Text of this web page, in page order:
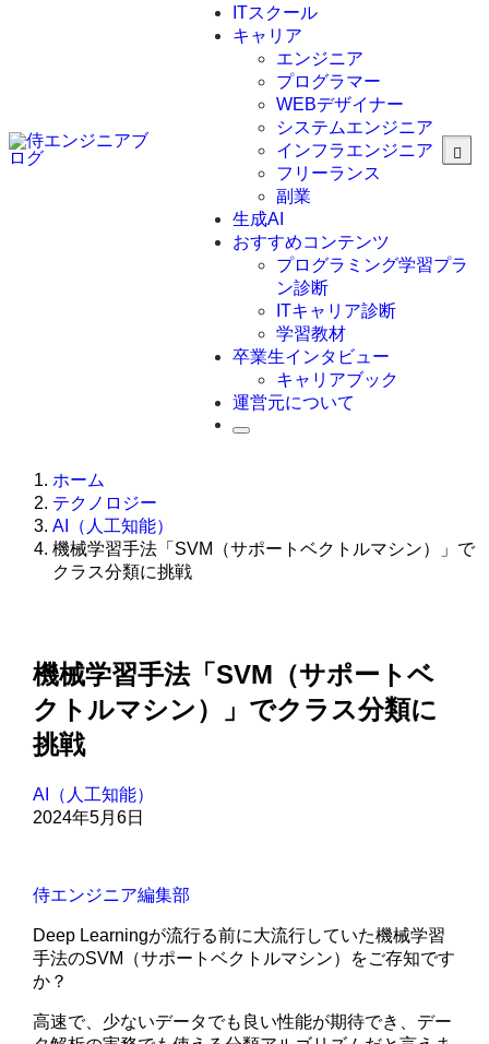
C言語
C#
VBA
Go言語
Kotlin
Java
JavaScript
Swift
Ruby
ITスクール
キャリア
エンジニア
プログラマー
WEBデザイナー
システムエンジニア
インフラエンジニア
フリーランス
副業
生成AI
おすすめコンテンツ
プログラミング学習プラ
ン診断
ITキャリア診断
学習教材
卒業生インタビュー
キャリアブック
運営元について
ホーム
テクノロジー
AI（人工知能）
機械学習手法「SVM（サポートベクトルマシン）」で
クラス分類に挑戦
機械学習手法「SVM（サポートベ
クトルマシン）」でクラス分類に
挑戦
AI（人工知能）
2024年5月6日
侍エンジニア編集部
Deep Learningが流行る前に大流行していた機械学習
手法のSVM（サポートベクトルマシン）をご存知です
か？
高速で、少ないデータでも良い性能が期待でき、デー